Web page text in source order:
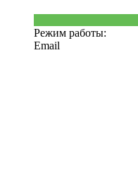
Режим работы:
Email